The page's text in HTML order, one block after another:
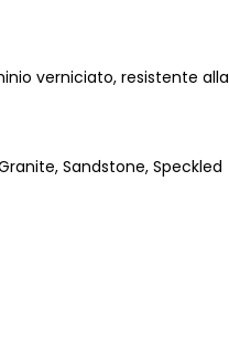
verniciato, resistente alla
Sandstone, Speckled